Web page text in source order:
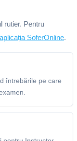
rutier. Pentru
SoferOnline.
întrebările pe care